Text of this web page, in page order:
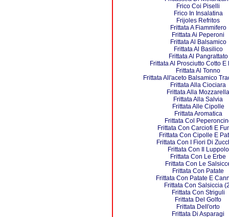
Frico Coi Piselli
Frico In Insalatina
Frijoles Refritos
Frittata A Fiammifero
Frittata Ai Peperoni
Frittata Al Balsamico
Frittata Al Basilico
Frittata Al Pangrattato
Frittata Al Prosciutto Cotto E
Frittata Al Tonno
Frittata All'aceto Balsamico
Frittata Alla Ciociara
Frittata Alla Mozzarella
Frittata Alla Salvia
Frittata Alle Cipolle
Frittata Aromatica
Frittata Col
Frittata Con Carciofi E
Frittata Con Cipolle E
Frittata Con I Fiori Di
Frittata Con Il Luppolo
Frittata Con Le Erbe
Frittata Con Le
Frittata Con Patate
Frittata Con Patate E
Frittata Con Salsiccia
Frittata Con Striguli
Frittata Del Golfo
Frittata Dell'orto
Frittata Di Asparagi